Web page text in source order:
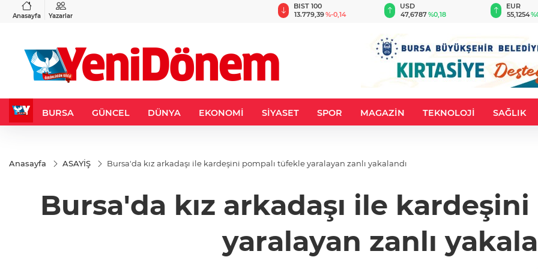
Anasayfa Yazarlar
%-0,22
BIST 100
13.779,39%-0,14
USD
47,6787%0,18
EUR
55,1254
BURSA GÜNCEL DÜNYA EKONOMİ SİYASET SPOR MAGAZİN TEKNOLOJİ SAĞLIK
Anasayfa ASAYİŞ Bursa'da kız arkadaşı ile kardeşini pompalı tüfekle yaralayan zanlı yakalandı
Bursa'da kız arkadaşı ile
yaralayan zanlı